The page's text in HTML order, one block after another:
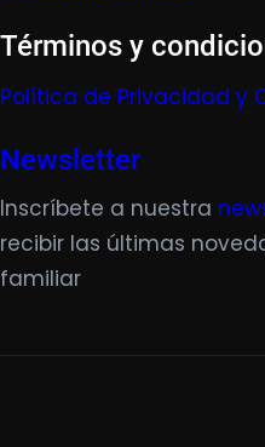
Términos y
Política de Privacidad y
Newsletter
Inscríbete a nuestra
recibir las últimas
familiar